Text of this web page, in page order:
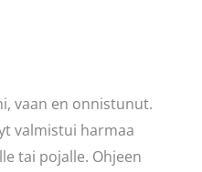
vaan en onnistunut.
valmistui harmaa
tai pojalle. Ohjeen